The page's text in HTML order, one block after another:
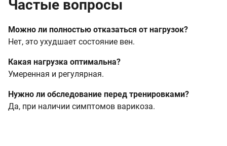
Частые вопросы
Можно ли полностью отказаться от нагрузок?
Нет, это ухудшает состояние вен.
Какая нагрузка оптимальна?
Умеренная и регулярная.
Нужно ли обследование перед тренировками?
Да, при наличии симптомов варикоза.